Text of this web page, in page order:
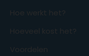
Hoe werkt het?
Hoeveel kost het?
Voordelen